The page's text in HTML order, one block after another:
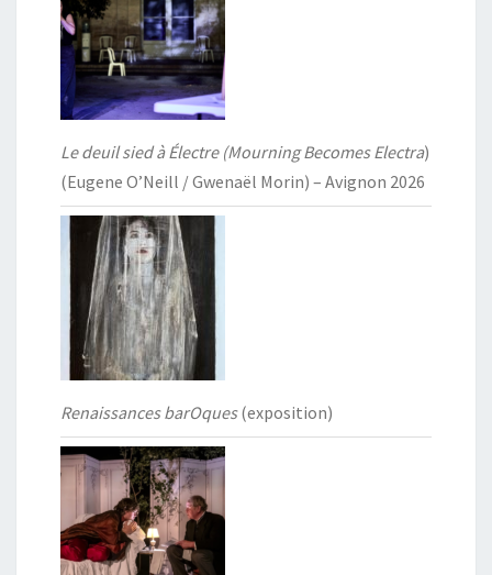
Le deuil sied à Électre (Mourning Becomes Electra)
(Eugene O’Neill / Gwenaël Morin) – Avignon 2026
Renaissances barOques(exposition)